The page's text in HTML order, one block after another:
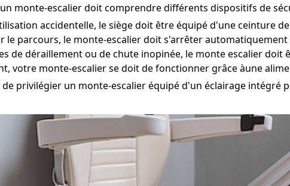
monte-escalier doit comprendre différents dispositifs de
accidentelle, le siège doit être équipé d'une ceinture
le parcours, le monte-escalier doit s'arrêter automatiquement
de déraillement ou de chute inopinée, le monte escalier
votre monte-escalier se doit de fonctionner grâce àune
privilégier un monte-escalier équipé d'un éclairage intégré